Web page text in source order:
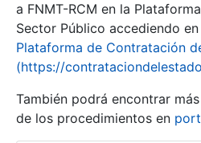
a FNMT-RCM en la
Sector Público accediendo
Plataforma de Contratación
(https://
También podrá encontrar
de los procedimientos en